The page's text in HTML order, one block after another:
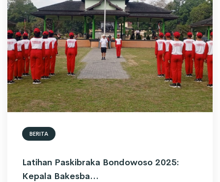
BERITA
Latihan Paskibraka Bondowoso 2025:
Kepala Bakesba...